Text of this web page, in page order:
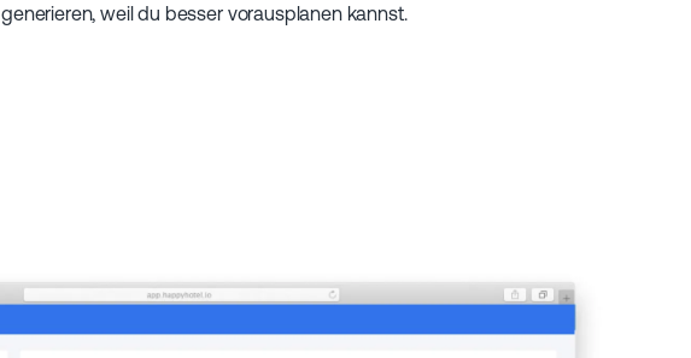
generieren, weil du besser vorausplanen kannst.